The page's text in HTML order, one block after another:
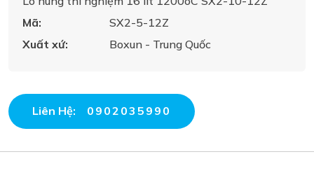
Mã:
SX2-5-12Z
Xuất xứ:
Boxun - Trung Quốc
Liên Hệ: 0902035990